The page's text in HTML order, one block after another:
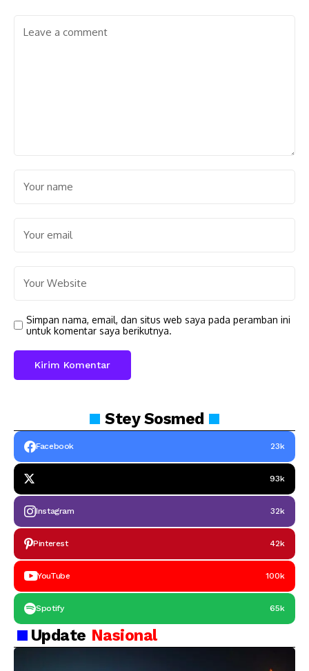
Simpan nama, email, dan situs web saya pada peramban ini
untuk komentar saya berikutnya.
SteySosmed
Facebook 23k
93k
Instagram 32k
Pinterest 42k
YouTube 100k
Spotify 65k
Update Nasional